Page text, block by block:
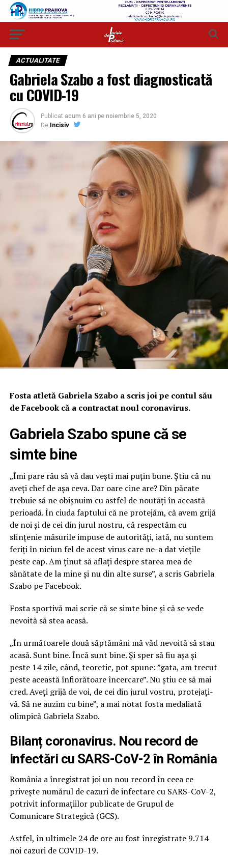
ACTUALITATE
Gabriela Szabo a fost diagnosticată
cu COVID-19
Publicat acum 6 ani pe noiembrie 5, 2020
De Incisiv
Fosta atletă Gabriela Szabo a scris joi pe contul său
de Facebook că a contractat noul coronavirus.
Gabriela Szabo spune că se
simte bine
„Îmi pare rău să vă dau vești mai puțin bune. Știu că nu
aveți chef de așa ceva. Dar oare cine are? Din păcate
trebuie să ne obișnuim cu astfel de noutăți în această
perioadă. În ciuda faptului că ne protejăm, că avem grijă
de noi și de cei din jurul nostru, că respectăm cu
sfințenie măsurile impuse de autorități, iată, nu suntem
feriți în niciun fel de acest virus care ne-a dat viețile
peste cap. Am ținut să aflați despre starea mea de
sănătate de la mine și nu din alte surse”, a scris Gabriela
Szabo pe Facebook.
Fosta sportivă mai scrie că se simte bine și că se vede
nevoită să stea acasă.
„În următoarele două săptămâni mă văd nevoită să stau
acasă. Sunt bine. Încă sunt bine. Și sper să fiu așa și
peste 14 zile, când, teoretic, pot spune: ”gata, am trecut
peste această înfiorătoare încercare”. Nu știu ce să mai
cred. Aveți grijă de voi, de cei din jurul vostru, protejați-
vă. Să ne auzim cu bine”, a mai notat fosta medaliată
olimpică Gabriela Szabo.
Bilanț coronavirus. Nou record de
infectări cu SARS-CoV-2 în România
România a înregistrat joi un nou record în ceea ce
privește numărul de cazuri de infectare cu SARS-CoV-2,
potrivit informațiilor publicate de Grupul de
Comunicare Strategică (GCS).
Astfel, în ultimele 24 de ore au fost înregistrate 9.714
noi cazuri de COVID-19.